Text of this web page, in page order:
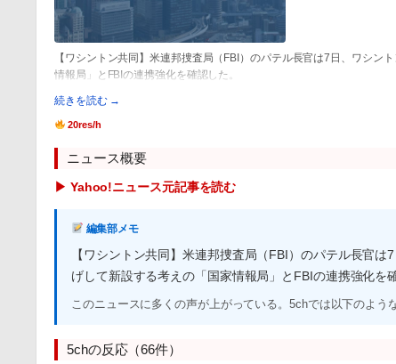
【ワシントン共同】米連邦捜査局（FBI）のパテル長官は7日、ワシ
情報局」とFBIの連携強化を確認した。
続きを読む →
20res/h
ニュース概要
▶ Yahoo!ニュース元記事を読む
編集部メモ
【ワシントン共同】米連邦捜査局（FBI）のパテル長官
げして新設する考えの「国家情報局」とFBIの連携強化を
このニュースに多くの声が上がっている。5chでは以下のよう
5chの反応（66件）